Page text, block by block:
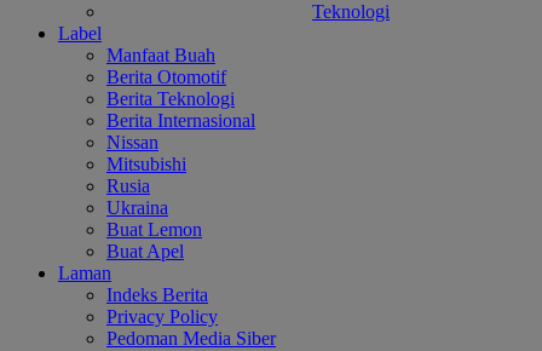
Teknologi
Label
Manfaat Buah
Berita Otomotif
Berita Teknologi
Berita Internasional
Nissan
Mitsubishi
Rusia
Ukraina
Buat Lemon
Buat Apel
Laman
Indeks Berita
Privacy Policy
Pedoman Media Siber